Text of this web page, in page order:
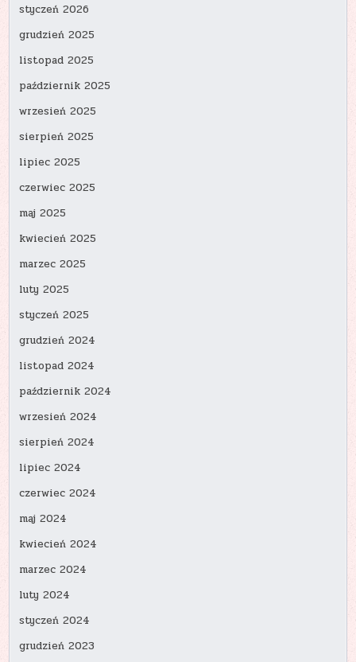
styczeń 2026
grudzień 2025
listopad 2025
październik 2025
wrzesień 2025
sierpień 2025
lipiec 2025
czerwiec 2025
maj 2025
kwiecień 2025
marzec 2025
luty 2025
styczeń 2025
grudzień 2024
listopad 2024
październik 2024
wrzesień 2024
sierpień 2024
lipiec 2024
czerwiec 2024
maj 2024
kwiecień 2024
marzec 2024
luty 2024
styczeń 2024
grudzień 2023